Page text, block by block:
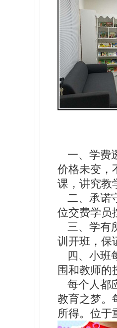
一、学费
价格未变，
课，讲究教
二、承诺
位交费学员
三、学有
训开班，保
四、小班
围和教师的
每个人都
教育之梦。
所得。位于